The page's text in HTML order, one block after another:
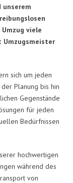
viele
Umzugsmeister
sich um jeden
Planung bis hin
Gegenstände
für jeden
Bedürfnissen
hochwertigen
während des
von